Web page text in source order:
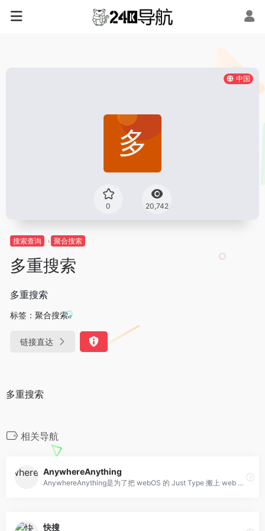
中国
0 20,742
搜索查询 聚合搜索
多重搜索
多重搜索
标签： 聚合搜索
链接直达
多重搜索
相关导航
AnywhereAnything
AnywhereAnything是为了把 webOS 的 Just Type 搬上 web 而做的，并进行了本地化。
快搜